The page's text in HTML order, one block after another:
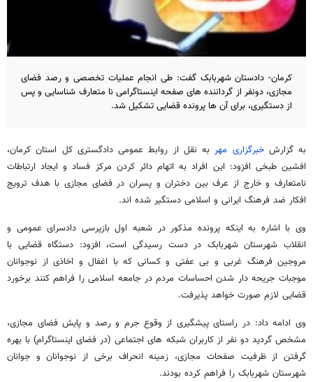
کرمان- دادستان شهربابک گفت: طی انجام عملیات تخصصی و رصد فضای
مجازی، دونفر از گرداننده های صفحه اینستاگرامی نا متعارف شناسایی و پس
از دستگیری، برای آن ها پرونده قضایی تشکیل شد.
به گزارشخبرگزاری مهربه نقل از روابط عمومی دادگستری کل استان کرمان،
افشین طبخی افزود: این افراد به اتهام دائر کردن مرکز فساد و ایجاد ارتباطات
نامتعارف و خارج از عرف بین دختران و پسران در فضای مجازی با هدف ترویج
افکار ضد فرهنگ ایرانی و اسلامی دستگیر شده اند.
وی با اشاره به اینکه پرونده مذکور در شعبه اول بازپرسی دادسرای عمومی و
انقلاب شهرستان شهربابک در دست رسیدگی است، افزود: دستگاه قضایی با
مروجین فرهنگ غربی و بی عفتی و کسانی که با اغفال و اخاذی از نوجوانان
موجبات جریحه دار شدن احساسات مردم در جامعه اسلامی را فراهم کنند برخورد
قضایی لازم صورت خواهد پذیرفت.
وی ادامه داد: در راستای پیشگیری از وقوع جرم و رصد و پایش فضای مجازی،
مشخص گردید دو نفر از کاربران شبکه های اجتماعی (در فضای اینستاگرام) با بهره
گرفتن از ظرفیت صفحات مجازی، زمینه انحراف برخی از نوجوانان و جوانان
شهرستان شهربابک را فراهم کرده بودند.